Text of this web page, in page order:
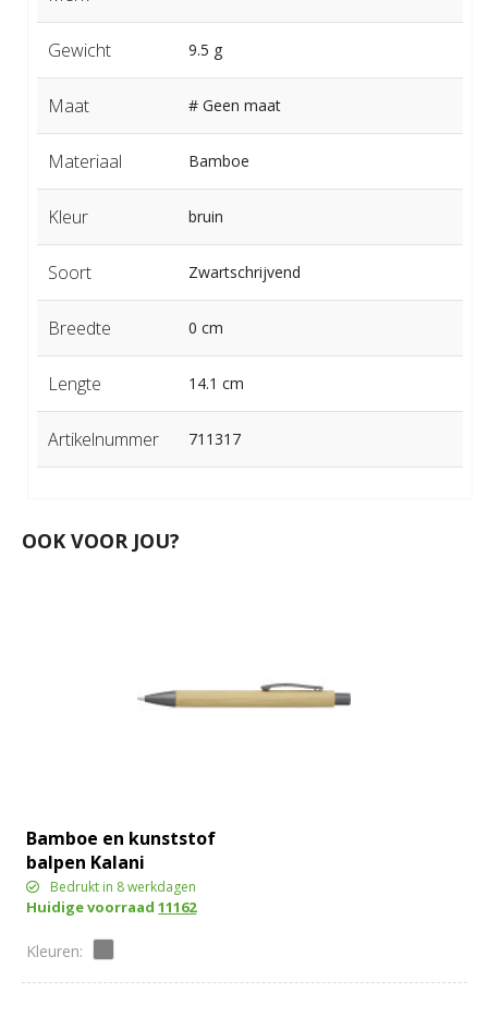
Gewicht 9.5 g
Maat # Geen maat
Materiaal Bamboe
Kleur bruin
Soort Zwartschrijvend
Breedte 0 cm
Lengte 14.1 cm
Artikelnummer 711317
OOK VOOR JOU?
Bamboe en kunststof
balpen Kalani
Bedrukt in 8 werkdagen
Huidige voorraad11162